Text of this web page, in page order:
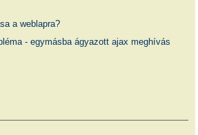
a weblapra?
- egymásba ágyazott ajax meghívás